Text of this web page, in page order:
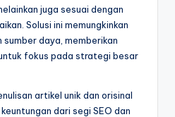
juga sesuai dengan
Solusi ini memungkinkan
daya, memberikan
fokus pada strategi besar
artikel unik dan orisinal
dari segi SEO dan